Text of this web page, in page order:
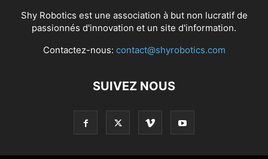
Shy Robotics est une association à but non lucratif de
passionnés d'innovation et un site d'information.
Contactez-nous: contact@shyrobotics.com
SUIVEZ NOUS